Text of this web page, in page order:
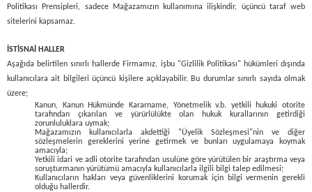
Politikası Prensipleri, sadece Mağazamızın kullanımına ilişkindir, üçüncü taraf web
sitelerini kapsamaz.
İSTİSNAİ HALLER
Aşağıda belirtilen sınırlı hallerde Firmamız, işbu "Gizlilik Politikası" hükümleri dışında
kullanıcılara ait bilgileri üçüncü kişilere açıklayabilir. Bu durumlar sınırlı sayıda olmak
üzere;
Kanun, Kanun Hükmünde Kararname, Yönetmelik v.b. yetkili hukuki otorite
tarafından çıkarılan ve yürürlülükte olan hukuk kurallarının getirdiği
zorunluluklara uymak;
Mağazamızın kullanıcılarla akdettiği "Üyelik Sözleşmesi"nin ve diğer
sözleşmelerin gereklerini yerine getirmek ve bunları uygulamaya koymak
amacıyla;
Yetkili idari ve adli otorite tarafından usulüne göre yürütülen bir araştırma veya
soruşturmanın yürütümü amacıyla kullanıcılarla ilgili bilgi talep edilmesi;
Kullanıcıların hakları veya güvenliklerini korumak için bilgi vermenin gerekli
olduğu hallerdir.